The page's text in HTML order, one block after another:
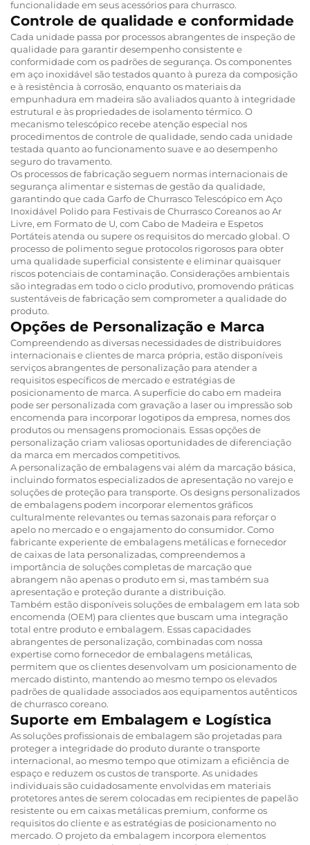
funcionalidade em seus acessórios para churrasco.
Controle de qualidade e conformidade
Cada unidade passa por processos abrangentes de inspeção de
qualidade para garantir desempenho consistente e
conformidade com os padrões de segurança. Os componentes
em aço inoxidável são testados quanto à pureza da composição
e à resistência à corrosão, enquanto os materiais da
empunhadura em madeira são avaliados quanto à integridade
estrutural e às propriedades de isolamento térmico. O
mecanismo telescópico recebe atenção especial nos
procedimentos de controle de qualidade, sendo cada unidade
testada quanto ao funcionamento suave e ao desempenho
seguro do travamento.
Os processos de fabricação seguem normas internacionais de
segurança alimentar e sistemas de gestão da qualidade,
garantindo que cada Garfo de Churrasco Telescópico em Aço
Inoxidável Polido para Festivais de Churrasco Coreanos ao Ar
Livre, em Formato de U, com Cabo de Madeira e Espetos
Portáteis atenda ou supere os requisitos do mercado global. O
processo de polimento segue protocolos rigorosos para obter
uma qualidade superficial consistente e eliminar quaisquer
riscos potenciais de contaminação. Considerações ambientais
são integradas em todo o ciclo produtivo, promovendo práticas
sustentáveis de fabricação sem comprometer a qualidade do
produto.
Opções de Personalização e Marca
Compreendendo as diversas necessidades de distribuidores
internacionais e clientes de marca própria, estão disponíveis
serviços abrangentes de personalização para atender a
requisitos específicos de mercado e estratégias de
posicionamento de marca. A superfície do cabo em madeira
pode ser personalizada com gravação a laser ou impressão sob
encomenda para incorporar logotipos da empresa, nomes dos
produtos ou mensagens promocionais. Essas opções de
personalização criam valiosas oportunidades de diferenciação
da marca em mercados competitivos.
A personalização de embalagens vai além da marcação básica,
incluindo formatos especializados de apresentação no varejo e
soluções de proteção para transporte. Os designs personalizados
de embalagens podem incorporar elementos gráficos
culturalmente relevantes ou temas sazonais para reforçar o
apelo no mercado e o engajamento do consumidor. Como
fabricante experiente de embalagens metálicas e fornecedor
de caixas de lata personalizadas, compreendemos a
importância de soluções completas de marcação que
abrangem não apenas o produto em si, mas também sua
apresentação e proteção durante a distribuição.
Também estão disponíveis soluções de embalagem em lata sob
encomenda (OEM) para clientes que buscam uma integração
total entre produto e embalagem. Essas capacidades
abrangentes de personalização, combinadas com nossa
expertise como fornecedor de embalagens metálicas,
permitem que os clientes desenvolvam um posicionamento de
mercado distinto, mantendo ao mesmo tempo os elevados
padrões de qualidade associados aos equipamentos autênticos
de churrasco coreano.
Suporte em Embalagem e Logística
As soluções profissionais de embalagem são projetadas para
proteger a integridade do produto durante o transporte
internacional, ao mesmo tempo que otimizam a eficiência de
espaço e reduzem os custos de transporte. As unidades
individuais são cuidadosamente envolvidas em materiais
protetores antes de serem colocadas em recipientes de papelão
resistente ou em caixas metálicas premium, conforme os
requisitos do cliente e as estratégias de posicionamento no
mercado. O projeto da embalagem incorpora elementos